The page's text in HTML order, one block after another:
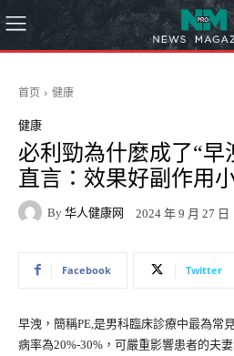
首页 健康
健康
必利勁為什麼成了“早
直言：效果好副作用
By 华人健康网 2024 年 9 月 27 日
Facebook Twitter
早洩，簡稱PE,是男科臨床診療中最為常
病率為20%-30%，可嚴重影響患者的夫